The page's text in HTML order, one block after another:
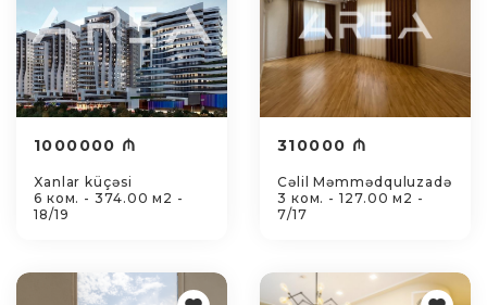
1000000 ₼
Xanlar küçəsi
6 ком. - 374.00 м2 -
18/19
310000 ₼
Cəlil Məmmədquluzadə
3 ком. - 127.00 м2 -
7/17